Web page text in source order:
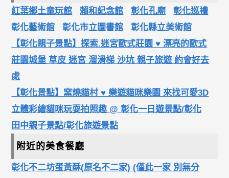
紅葉鄉土童玩館 賴和紀念館 彰化孔廟
彰化巡禮
彰化藝術館
彰化市立圖書館
彰化縣立美術館
【彰化親子景點】探索.迷宮歐式莊園 ♥ 漂亮的歐式
莊園城堡 草皮 迷宮 溜滑梯 沙坑 親子旅遊 約會好去
處
【彰化景點】窯燒貓村 ♥ 樂遊貓咪樂園 來找可愛3D
立體彩繪貓咪玩耍拍照趣 @ 彰化一日遊景點/彰化
田中親子景點/彰化旅遊景點
附近的美食餐廳
彰化不二坊蛋黃酥(原名不二家) (僅此一家 別無分